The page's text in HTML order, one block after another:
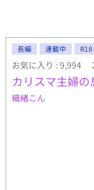
長編 連載中 R18
お気に入り : 9,994
カリスマ主婦の
織緒こん